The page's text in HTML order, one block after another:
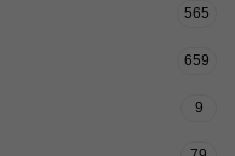
565
659
9